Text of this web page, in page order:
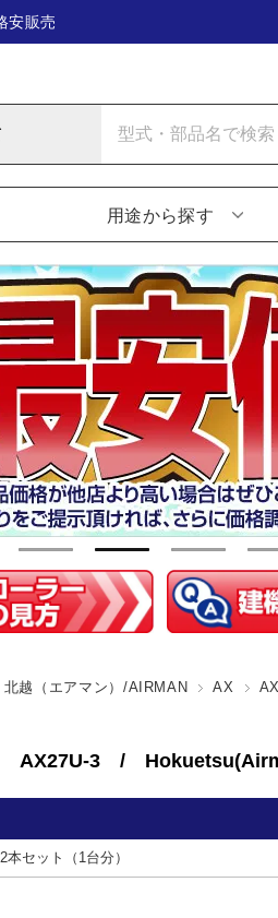
安販売
用途から探す
北越（エアマン）/AIRMAN AX
AX27U-3 /
2本セット（1台分）